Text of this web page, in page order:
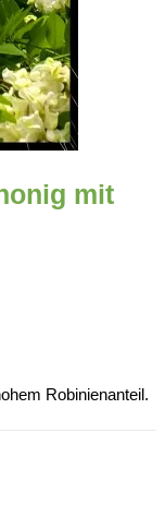
mit
Robinienanteil.